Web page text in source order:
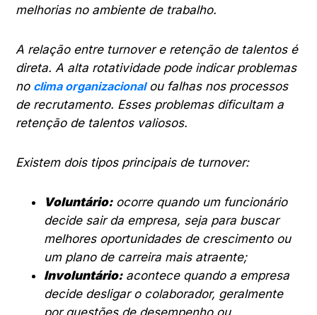
melhorias no ambiente de trabalho.
A relação entre turnover e retenção de talentos é
direta. A alta rotatividade pode indicar problemas
no clima organizacionalou falhas nos processos
de recrutamento. Esses problemas dificultam a
retenção de talentos valiosos.
Existem dois tipos principais de turnover:
Voluntário:ocorre quando um funcionário
decide sair da empresa, seja para buscar
melhores oportunidades de crescimento ou
um plano de carreira mais atraente;
Involuntário:acontece quando a empresa
decide desligar o colaborador, geralmente